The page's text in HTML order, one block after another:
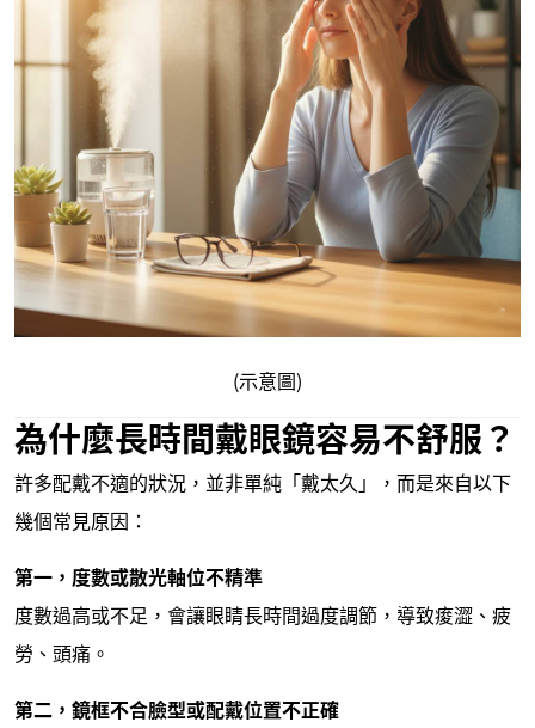
(示意圖)
為什麼長時間戴眼鏡容易不舒服？
許多配戴不適的狀況，並非單純「戴太久」，而是來自以下
幾個常見原因：
第一，度數或散光軸位不精準
度數過高或不足，會讓眼睛長時間過度調節，導致痠澀、疲
勞、頭痛。
第二，鏡框不合臉型或配戴位置不正確